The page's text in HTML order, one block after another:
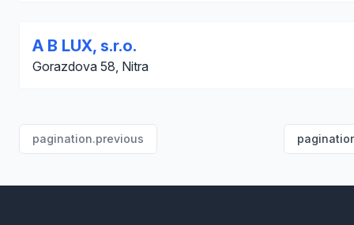
A B LUX, s.r.o.
Gorazdova 58, Nitra
pagination.previous